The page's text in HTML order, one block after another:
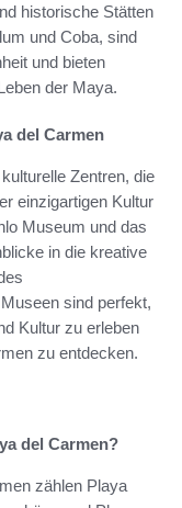
historische Stätten
und Coba, sind
und bieten
der Maya.
del Carmen
Zentren, die
einzigartigen Kultur
Museum und das
in die kreative
sind perfekt,
Kultur zu erleben
zu entdecken.
del Carmen?
zählen Playa